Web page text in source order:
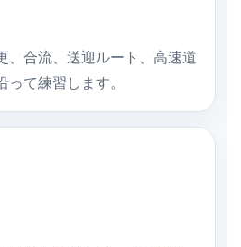
、合流、送迎ルート、高速道
て練習します。